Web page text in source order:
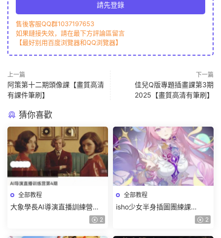
請先登錄
售後客服QQ群1037197653
如果鏈接失效，請在最下方評論區留言
【最好别用百度浏覽器和QQ浏覽器】
上一篇
阿策第十二期頭像課【畫質高清
有課件筆刷】
下一篇
佳兒Q版專題插畫課第3期
2025【畫質高清有筆刷】
猜你喜歡
全部教程
大象學長AI導演直播訓練營第4
期2026【畫質高清有資料】 2
全部教程
isho少女半身插圖團練課
2026【畫質高清隻有視頻】 2